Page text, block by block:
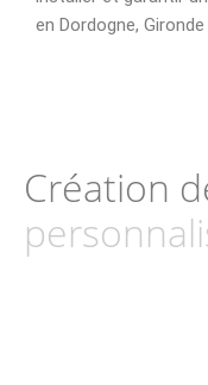
en Dordogne,
Création